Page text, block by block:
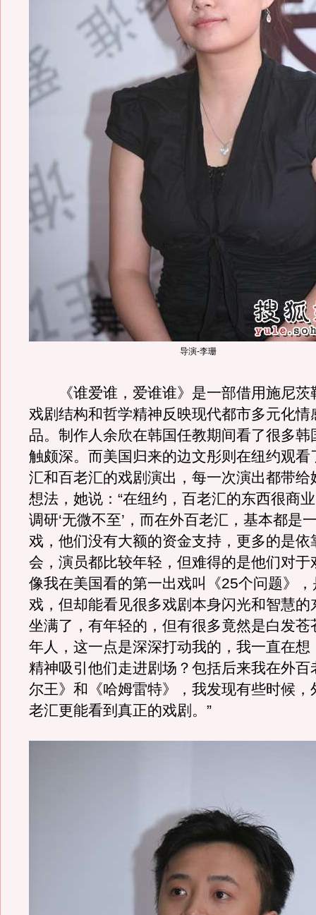
导演-李珊
《谁爱谁，爱谁谁》是一部借用施尼茨
戏剧结构和哲学精神反映现代都市多元化情
品。制作人余欣在韩国任教期间看了很多韩
触颇深。而美国归来的边文彤则在纽约观看
汇和百老汇的戏剧演出，每一次演出都带给
想法，她说：“在纽约，百老汇的东西很商
调研‘无微不至’，而在外百老汇，基本都是
戏，他们没有大额的资金支持，更多的是依
会，演员都比较年轻，但难得的是他们对于
像我在美国看的第一出戏叫《25个问题》
戏，但却能看见很多戏剧本身闪光和智慧的
坐满了，有年轻的，但有很多竟然是白发苍
年人，这一点是深深打动我的，我一直在想
精神吸引他们走进剧场？包括后来我在外百
尔王》和《哈姆雷特》，我发现有些时候，
老汇更能看到真正的戏剧。”